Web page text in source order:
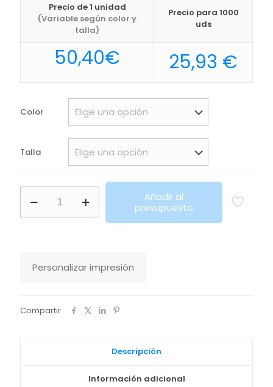
Precio de 1 unidad
(Variable según color y
talla)
Precio para 1000
uds
50,40€ 25,93 €
Color
Talla
Ruby
Añadir al
presupuesto
Personalizar impresión
Compartir
Descripción
Información adicional